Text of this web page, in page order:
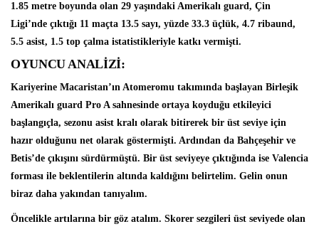
1.85 metre boyunda olan 29 yaşındaki Amerikalı guard, Çin
Ligi’nde çıktığı 11 maçta 13.5 sayı, yüzde 33.3 üçlük, 4.7 ribaund,
5.5 asist, 1.5 top çalma istatistikleriyle katkı vermişti.
OYUNCU ANALİZİ:
Kariyerine Macaristan’ın Atomeromu takımında başlayan Birleşik
Amerikalı guard Pro A sahnesinde ortaya koyduğu etkileyici
başlangıçla, sezonu asist kralı olarak bitirerek bir üst seviye için
hazır olduğunu net olarak göstermişti. Ardından da Bahçeşehir ve
Betis’de çıkışını sürdürmüştü. Bir üst seviyeye çıktığında ise Valencia
forması ile beklentilerin altında kaldığını belirtelim. Gelin onun
biraz daha yakından tanıyalım.
Öncelikle artılarına bir göz atalım. Skorer sezgileri üst seviyede olan